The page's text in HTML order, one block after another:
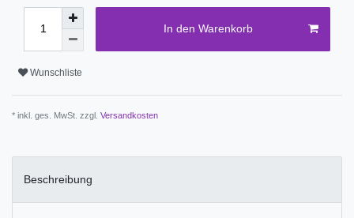
In den Warenkorb
Wunschliste
* inkl. ges. MwSt. zzgl. Versandkosten
Beschreibung